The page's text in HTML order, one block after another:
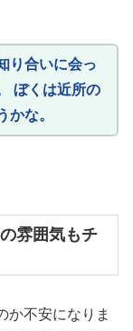
り合いに会っ
ぼくは近所の
かな。
雰囲気もチ
か不安になりま